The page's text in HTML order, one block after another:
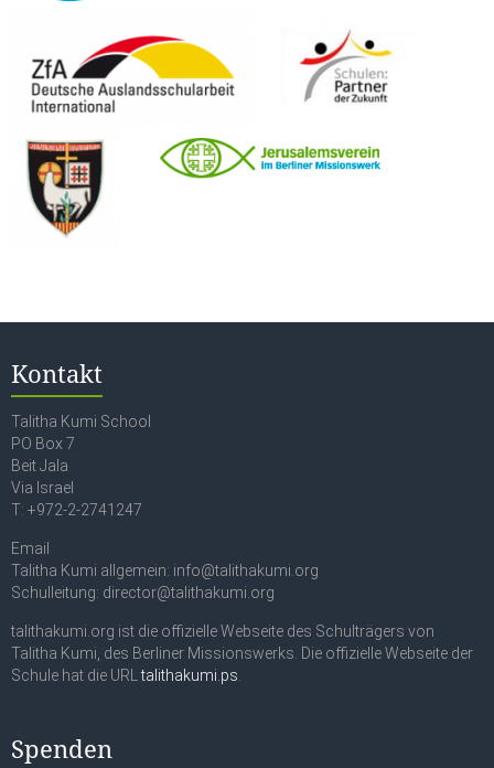
Kontakt
Talitha Kumi School
PO Box 7
Beit Jala
Via Israel
T: +972-2-2741247
Email
Talitha Kumi allgemein: info@talithakumi.org
Schulleitung: director@talithakumi.org
talithakumi.org ist die offizielle Webseite des Schulträgers von
Talitha Kumi, des Berliner Missionswerks. Die offizielle Webseite der
Schule hat die URLtalithakumi.ps
Spenden